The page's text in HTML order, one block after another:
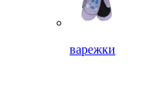
варежки